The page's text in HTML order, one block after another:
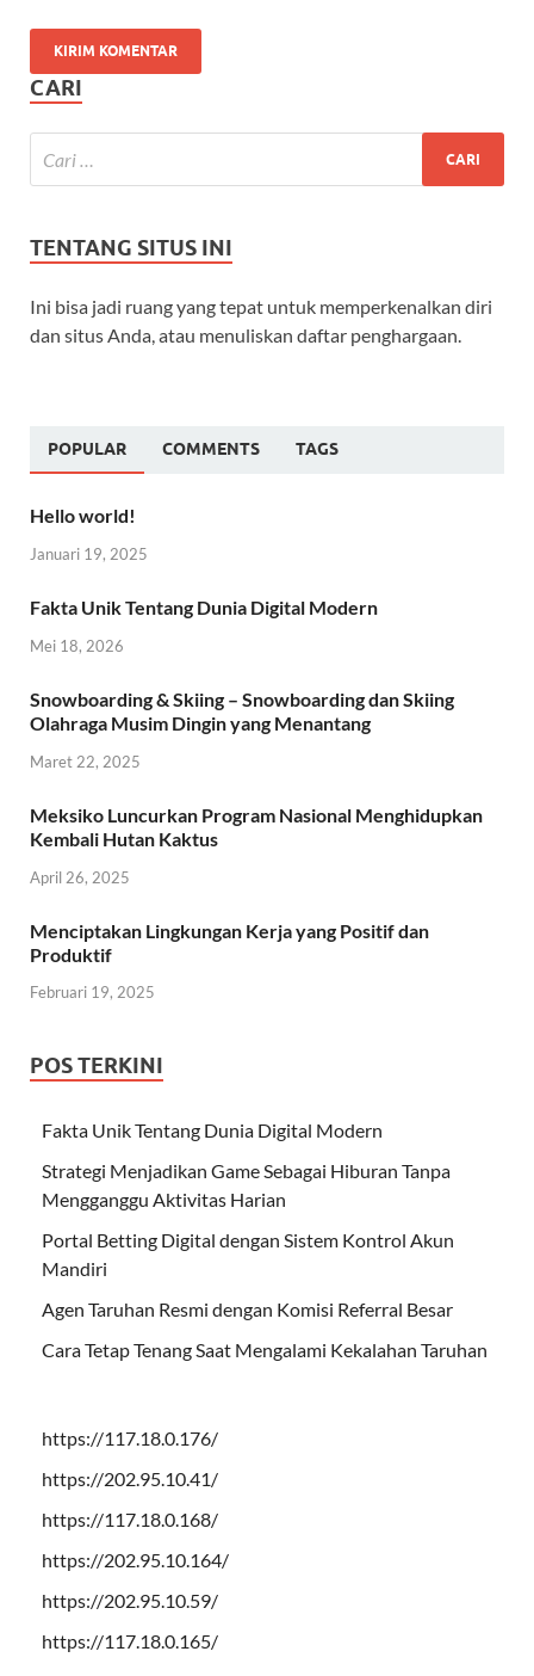
CARI
TENTANG SITUS INI
Ini bisa jadi ruang yang tepat untuk memperkenalkan diri
dan situs Anda, atau menuliskan daftar penghargaan.
POPULAR COMMENTS TAGS
Hello world!
Januari 19, 2025
Fakta Unik Tentang Dunia Digital Modern
Mei 18, 2026
Snowboarding & Skiing – Snowboarding dan Skiing
Olahraga Musim Dingin yang Menantang
Maret 22, 2025
Meksiko Luncurkan Program Nasional Menghidupkan
Kembali Hutan Kaktus
April 26, 2025
Menciptakan Lingkungan Kerja yang Positif dan
Produktif
Februari 19, 2025
POS TERKINI
Fakta Unik Tentang Dunia Digital Modern
Strategi Menjadikan Game Sebagai Hiburan Tanpa
Mengganggu Aktivitas Harian
Portal Betting Digital dengan Sistem Kontrol Akun
Mandiri
Agen Taruhan Resmi dengan Komisi Referral Besar
Cara Tetap Tenang Saat Mengalami Kekalahan Taruhan
https://117.18.0.176/
https://202.95.10.41/
https://117.18.0.168/
https://202.95.10.164/
https://202.95.10.59/
https://117.18.0.165/